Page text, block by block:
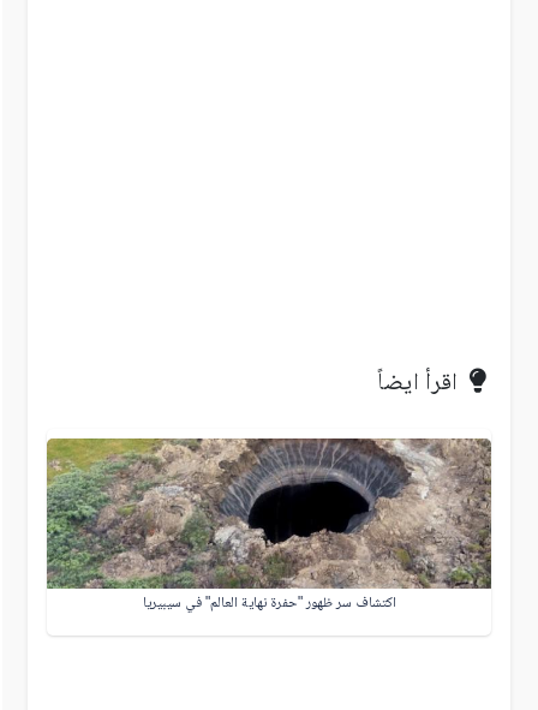
اقرأ ايضاً
اكتشاف سر ظهور "حفرة نهاية العالم" في سيبيريا